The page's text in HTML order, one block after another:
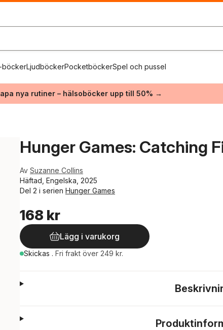
böckerLjudböckerPocketböckerSpel och pussel
nya rutiner – hälsoböcker upp till 50% →
Hunger Games: Catching
Av Suzanne Collins
Häftad, Engelska, 2025
Del 2 i serien Hunger Games
168 kr
Lägg i varukorg
Skickas . Fri frakt över 249 kr.